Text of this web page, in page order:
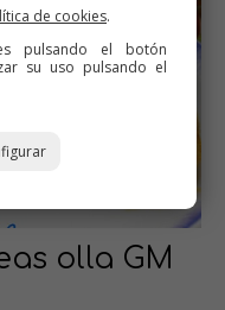
olla GM
de cookies.
pulsando el botón
su uso pulsando el